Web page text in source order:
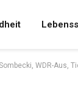
WDR-Aus,